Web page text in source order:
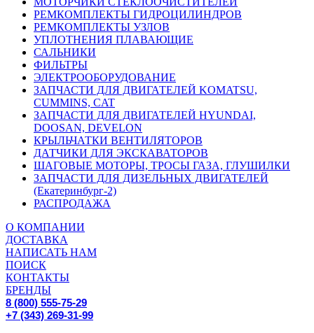
РЕМКОМПЛЕКТЫ ГИДРОЦИЛИНДРОВ
РЕМКОМПЛЕКТЫ УЗЛОВ
УПЛОТНЕНИЯ ПЛАВАЮЩИЕ
САЛЬНИКИ
ФИЛЬТРЫ
ЭЛЕКТРООБОРУДОВАНИЕ
ЗАПЧАСТИ ДЛЯ ДВИГАТЕЛЕЙ KOMATSU,
CUMMINS, CAT
ЗАПЧАСТИ ДЛЯ ДВИГАТЕЛЕЙ HYUNDAI,
DOOSAN, DEVELON
КРЫЛЬЧАТКИ ВЕНТИЛЯТОРОВ
ДАТЧИКИ ДЛЯ ЭКСКАВАТОРОВ
ШАГОВЫЕ МОТОРЫ, ТРОСЫ ГАЗА, ГЛУШИЛКИ
ЗАПЧАСТИ ДЛЯ ДИЗЕЛЬНЫХ ДВИГАТЕЛЕЙ
(Екатеринбург-2)
РАСПРОДАЖА
О КОМПАНИИ
ДОСТАВКА
НАПИСАТЬ НАМ
ПОИСК
КОНТАКТЫ
БРЕНДЫ
8 (800) 555-75-29
+7 (343) 269-31-99